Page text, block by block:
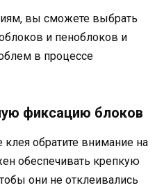
вы сможете выбрать
и пеноблоков и
в процессе
фиксацию блоков
обратите внимание на
обеспечивать крепкую
они не отклеивались